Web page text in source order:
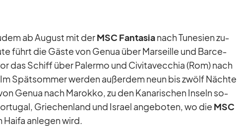
ab Au­gust mit derMSC Fan­ta­sianach Tu­ne­sien zu­
führt die Gäste von Ge­nua über Mar­seille und Bar­ce­
das Schiff über Pa­lermo und Ci­vi­ta­vec­chia (Rom) nach
Spät­som­mer wer­den au­ßer­dem neun bis zwölf Nächte
Ge­nua nach Ma­rokko, zu den Ka­na­ri­schen In­seln so­
Grie­chen­land und Is­rael an­ge­bo­ten, wo die MSC
Haifa an­le­gen wird.